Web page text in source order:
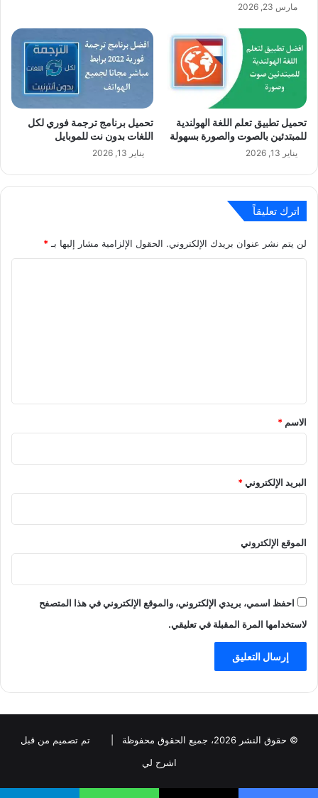
مارس 23, 2026
تحميل تطبيق تعلم اللغة الهولندية
للمبتدئين بالصوت والصورة بسهولة
يناير 13, 2026
تحميل برنامج ترجمة فوري لكل
اللغات بدون نت للموبايل
يناير 13, 2026
اترك تعليقاً
لن يتم نشر عنوان بريدك الإلكتروني. الحقول الإلزامية مشار إليها بـ *
*
الاسم *
البريد الإلكتروني*
الموقع الإلكتروني
احفظ اسمي، بريدي الإلكتروني، والموقع الإلكتروني في هذا المتصفح
لاستخدامها المرة المقبلة في تعليقي.
© حقوق النشر 2026، جميع الحقوق محفوظة |
تم تصميم من قبل
اشرح لي